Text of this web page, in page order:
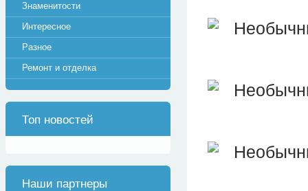
Знаменитости
Интересное
Разное
Ремонт и отделка
Топ новостей
Наши партнеры